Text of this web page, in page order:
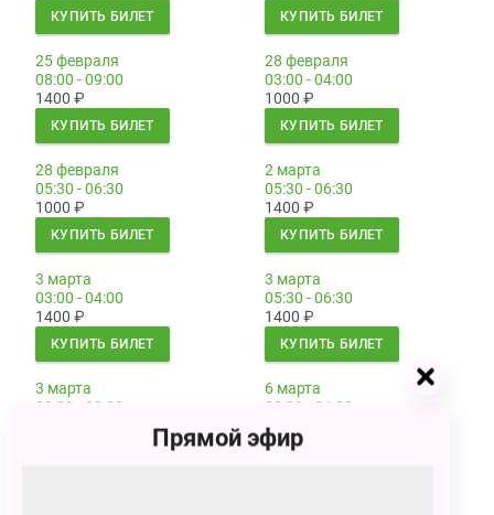
КУПИТЬ БИЛЕТ КУПИТЬ БИЛЕТ
25 февраля
08:00 - 09:00
1400 ₽
КУПИТЬ БИЛЕТ
28 февраля
03:00 - 04:00
1000 ₽
КУПИТЬ БИЛЕТ
28 февраля
05:30 - 06:30
1000 ₽
КУПИТЬ БИЛЕТ
2 марта
05:30 - 06:30
1400 ₽
КУПИТЬ БИЛЕТ
3 марта
03:00 - 04:00
1400 ₽
КУПИТЬ БИЛЕТ
3 марта
05:30 - 06:30
1400 ₽
КУПИТЬ БИЛЕТ
3 марта
08:00 - 09:00
6 марта
03:00 - 04:00
1000
КУПИТЬ БИЛЕТ
Прямой эфир